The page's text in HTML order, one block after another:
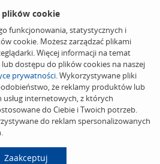
plików cookie
funkcjonowania, statystycznych i
cookie. Możesz zarządzać plikami
Więcej informacji na temat
dostępu do plików cookies na naszej
prywatności. Wykorzystywane pliki
że reklamy produktów lub
usług internetowych, z których
do Ciebie i Twoich potrzeb.
do reklam spersonalizowanych
Zaakceptuj